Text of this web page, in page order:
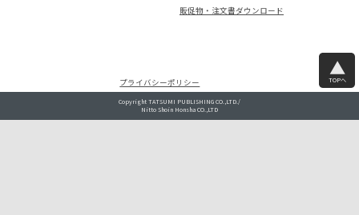
販促物・注文書ダウンロード
プライバシーポリシー TOPへ
Copyright TATSUMI PUBLISHING CO.,LTD./
Nitto Shoin Honsha CO.,LTD